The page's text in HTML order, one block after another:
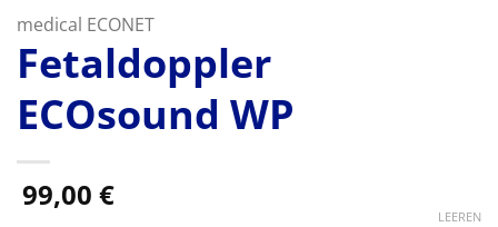
medical ECONET
Fetaldoppler
ECOsound WP
99,00 €
LEEREN